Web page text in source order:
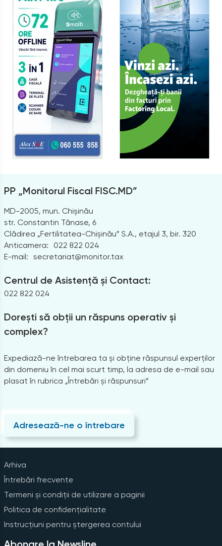
PP „Monitorul Fiscal FISC.MD”
MD-2005, mun. Chișinău
str. Constantin Tănase, 6
Clădirea „Fertilitatea-Chișinău” S.A., etajul 3, bir. 320
Anticamera:
022 822 024
E-mail: secretariat@monitor.tax
Centrul de Asistență și Contact:
022 822 024
Dorești să obții un răspuns operativ și
complex?
Expediază-ne întrebarea ta și obține răspunsul experților
din domeniu în cel mai scurt timp, la adresa de e-mail sau
plasat în rubrica „Întrebări și răspunsuri”
Adresează-ne o întrebare
Arhiva
Întrebări frecvente
Termeni și condiții de utilizare a paginii
Politica de confidențialitate
Instrucțiuni pentru ștergerea contului